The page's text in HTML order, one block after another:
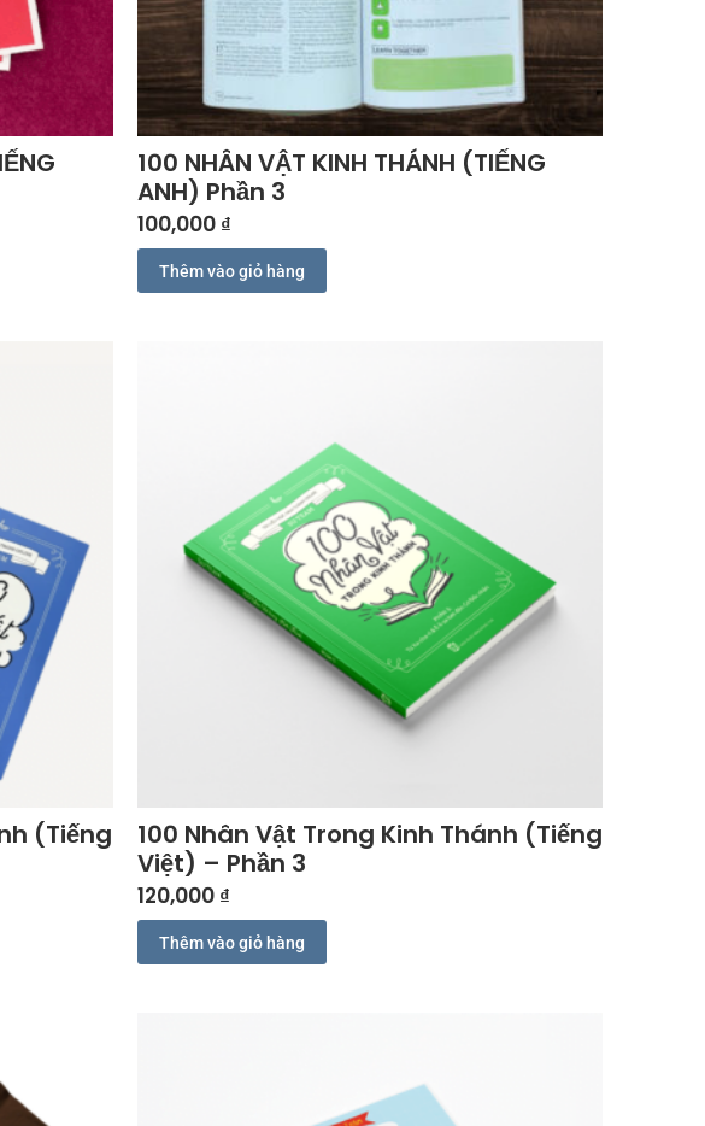
100 NHÂN VẬT KINH THÁNH (TIẾNG
ANH) Phần 3
100,000 ₫
Thêm vào giỏ hàng
(Tiếng
100 Nhân Vật Trong Kinh Thánh (Tiếng
Việt) – Phần 3
120,000 ₫
Thêm vào giỏ hàng